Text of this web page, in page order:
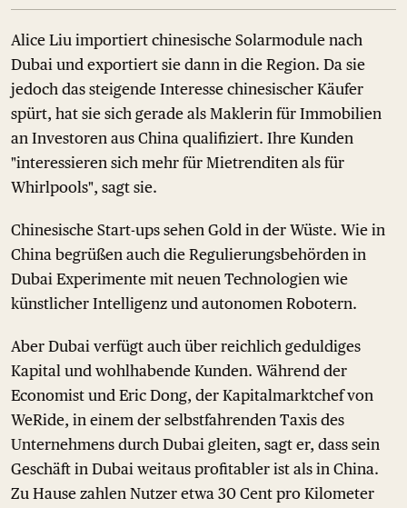
Alice Liu importiert chinesische Solarmodule nach
Dubai und exportiert sie dann in die Region. Da sie
jedoch das steigende Interesse chinesischer Käufer
spürt, hat sie sich gerade als Maklerin für Immobilien
an Investoren aus China qualifiziert. Ihre Kunden
"interessieren sich mehr für Mietrenditen als für
Whirlpools", sagt sie.
Chinesische Start-ups sehen Gold in der Wüste. Wie in
China begrüßen auch die Regulierungsbehörden in
Dubai Experimente mit neuen Technologien wie
künstlicher Intelligenz und autonomen Robotern.
Aber Dubai verfügt auch über reichlich geduldiges
Kapital und wohlhabende Kunden. Während der
Economist und Eric Dong, der Kapitalmarktchef von
WeRide, in einem der selbstfahrenden Taxis des
Unternehmens durch Dubai gleiten, sagt er, dass sein
Geschäft in Dubai weitaus profitabler ist als in China.
Zu Hause zahlen Nutzer etwa 30 Cent pro Kilometer